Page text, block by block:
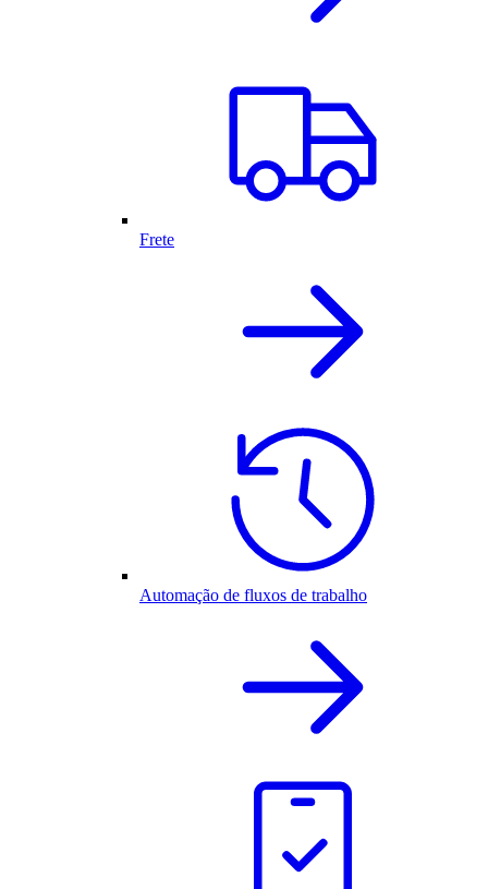
Frete
Automação de fluxos de trabalho